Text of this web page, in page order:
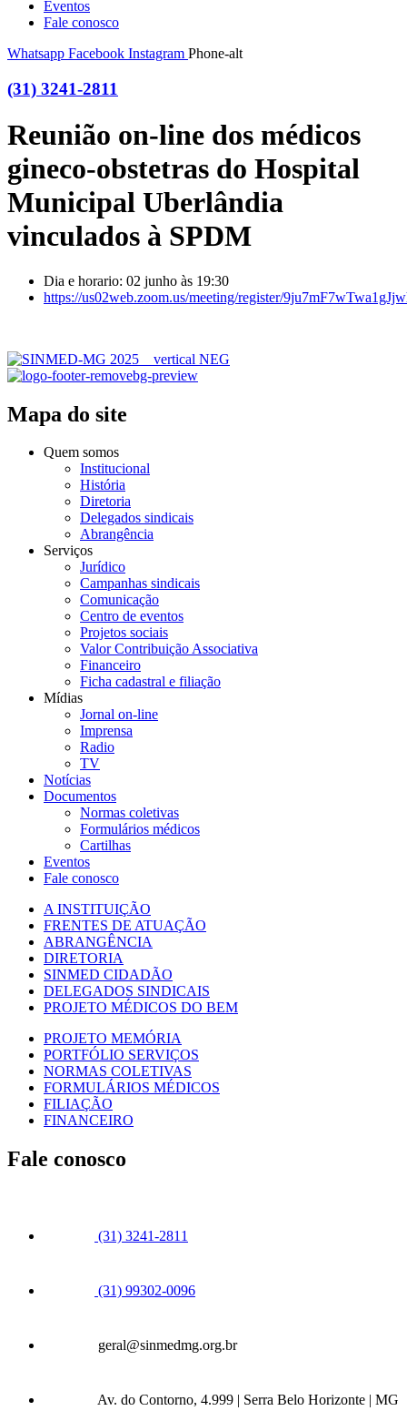
Eventos
Fale conosco
Whatsapp Facebook Instagram Phone-alt
(31) 3241-2811
Reunião on-line dos médicos
gineco-obstetras do Hospital
Municipal Uberlândia
vinculados à SPDM
Dia e horario: 02 junho às 19:30
https://us02web.zoom.us/meeting/register/
Mapa do site
Quem somos
Institucional
História
Diretoria
Delegados sindicais
Abrangência
Serviços
Jurídico
Campanhas sindicais
Comunicação
Centro de eventos
Projetos sociais
Valor Contribuição Associativa
Financeiro
Ficha cadastral e filiação
Mídias
Jornal on-line
Imprensa
Radio
TV
Notícias
Documentos
Normas coletivas
Formulários médicos
Cartilhas
Eventos
Fale conosco
A INSTITUIÇÃO
FRENTES DE ATUAÇÃO
ABRANGÊNCIA
DIRETORIA
SINMED CIDADÃO
DELEGADOS SINDICAIS
PROJETO MÉDICOS DO BEM
PROJETO MEMÓRIA
PORTFÓLIO SERVIÇOS
NORMAS COLETIVAS
FORMULÁRIOS MÉDICOS
FILIAÇÃO
FINANCEIRO
Fale conosco
(31) 3241-2811
(31) 99302-0096
geral@sinmedmg.org.br
Av. do Contorno, 4.999 | Serra Belo Horizonte | MG